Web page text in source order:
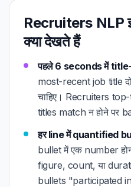
Recruiters NLP
क्या देखते हैं
पहले 6 seconds में
most-recent job title
चाहिए। Recruiters
titles match न होने पर
हर line में quantified
bullet में एक number
figure, count, या
bullets "participated